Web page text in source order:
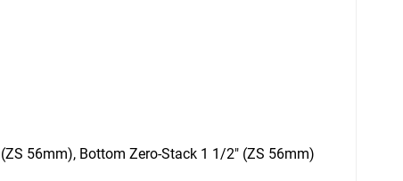
56mm), Bottom Zero-Stack 1 1/2" (ZS 56mm)